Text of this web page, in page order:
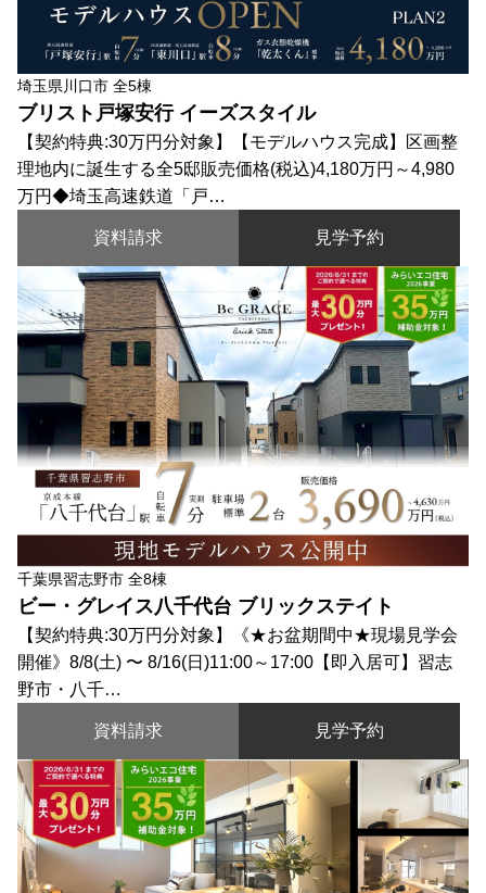
埼玉県川口市 全5棟
ブリスト戸塚安行 イーズスタイル
【契約特典:30万円分対象】【モデルハウス完成】区画整
理地内に誕生する全5邸販売価格(税込)4,180万円～4,980
万円◆埼玉高速鉄道「戸…
資料請求 見学予約
千葉県習志野市 全8棟
ビー・グレイス八千代台 ブリックステイト
【契約特典:30万円分対象】《★お盆期間中★現場見学会
開催》8/8(土) 〜 8/16(日)11:00～17:00【即入居可】習志
野市・八千…
資料請求 見学予約